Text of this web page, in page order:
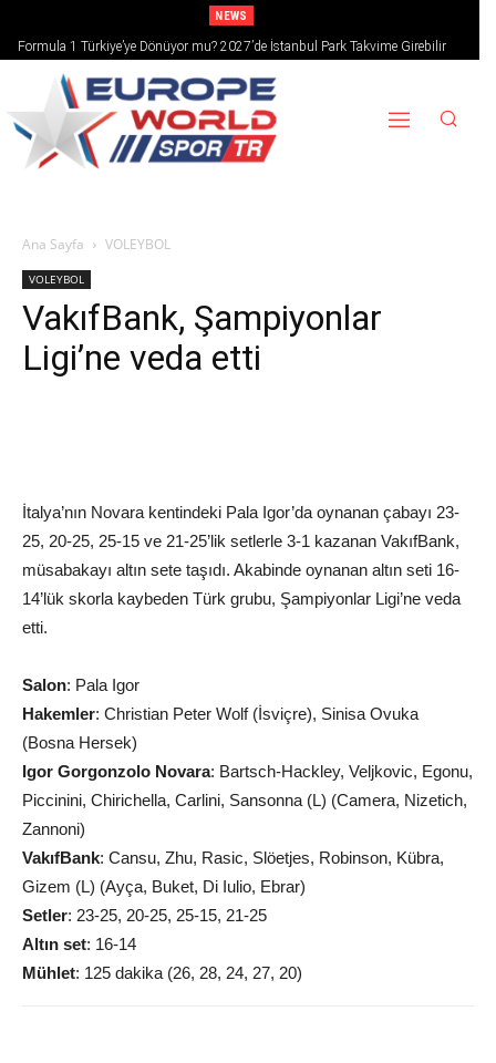
NEWS
Formula 1 Türkiye’ye Dönüyor mu? 2027’de İstanbul Park Takvime Girebilir
Ana Sayfa VOLEYBOL
VOLEYBOL
VakıfBank, Şampiyonlar
Ligi’ne veda etti
İtalya’nın Novara kentindeki Pala Igor’da oynanan çabayı 23-
25, 20-25, 25-15 ve 21-25’lik setlerle 3-1 kazanan VakıfBank,
müsabakayı altın sete taşıdı. Akabinde oynanan altın seti 16-
14’lük skorla kaybeden Türk grubu, Şampiyonlar Ligi’ne veda
etti.
Salon: Pala Igor
Hakemler: Christian Peter Wolf (İsviçre), Sinisa Ovuka
(Bosna Hersek)
Igor Gorgonzolo Novara: Bartsch-Hackley, Veljkovic, Egonu,
Piccinini, Chirichella, Carlini, Sansonna (L) (Camera, Nizetich,
Zannoni)
VakıfBank: Cansu, Zhu, Rasic, Slöetjes, Robinson, Kübra,
Gizem (L) (Ayça, Buket, Di Iulio, Ebrar)
Setler: 23-25, 20-25, 25-15, 21-25
Altın set: 16-14
Mühlet: 125 dakika (26, 28, 24, 27, 20)